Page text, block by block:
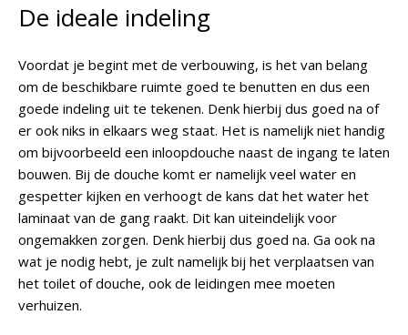
De ideale indeling
Voordat je begint met de verbouwing, is het van belang
om de beschikbare ruimte goed te benutten en dus een
goede indeling uit te tekenen. Denk hierbij dus goed na of
er ook niks in elkaars weg staat. Het is namelijk niet handig
om bijvoorbeeld een inloopdouche naast de ingang te laten
bouwen. Bij de douche komt er namelijk veel water en
gespetter kijken en verhoogt de kans dat het water het
laminaat van de gang raakt. Dit kan uiteindelijk voor
ongemakken zorgen. Denk hierbij dus goed na. Ga ook na
wat je nodig hebt, je zult namelijk bij het verplaatsen van
het toilet of douche, ook de leidingen mee moeten
verhuizen.